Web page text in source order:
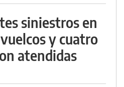
siniestros en
y cuatro
atendidas